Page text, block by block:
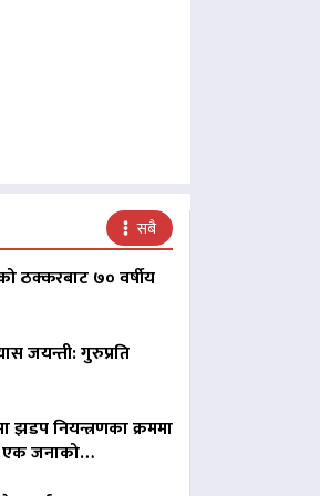
सबै
ठक्करबाट ७० वर्षीय
जयन्ती: गुरुप्रति
झडप नियन्त्रणका क्रममा
एक जनाको…